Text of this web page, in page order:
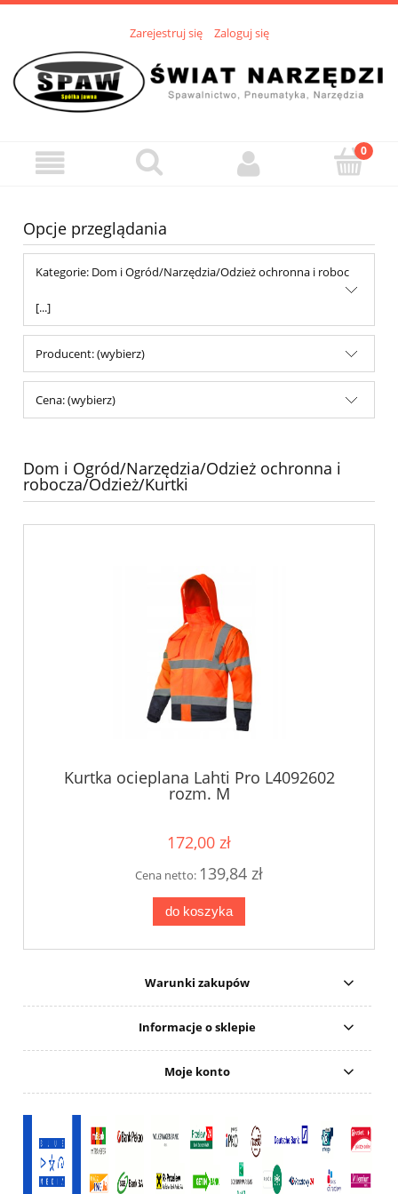
Zarejestruj się Zaloguj się
Opcje przeglądania
Kategorie: Dom i Ogród/Narzędzia/Odzież ochronna i roboc
[...]
Producent: (wybierz)
Cena: (wybierz)
Dom i Ogród/Narzędzia/Odzież ochronna i
robocza/Odzież/Kurtki
Kurtka ocieplana Lahti Pro L4092602
rozm. M
172,00 zł
Cena netto: 139,84 zł
do koszyka
Warunki zakupów
Informacje o sklepie
Moje konto